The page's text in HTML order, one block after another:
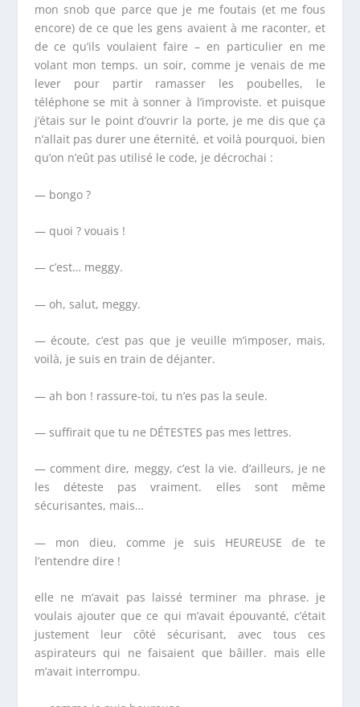
mon snob que parce que je me foutais (et me fous
encore) de ce que les gens avaient à me raconter, et
de ce qu’ils voulaient faire – en particulier en me
volant mon temps. un soir, comme je venais de me
lever pour partir ramasser les poubelles, le
téléphone se mit à sonner à l’improviste. et puisque
j’étais sur le point d’ouvrir la porte, je me dis que ça
n’allait pas durer une éternité, et voilà pourquoi, bien
qu’on n’eût pas utilisé le code, je décrochai :
— bongo ?
— quoi ? vouais !
— c’est… meggy.
— oh, salut, meggy.
— écoute, c’est pas que je veuille m’imposer, mais,
voilà, je suis en train de déjanter.
— ah bon ! rassure-toi, tu n’es pas la seule.
— suffirait que tu ne DÉTESTES pas mes lettres.
— comment dire, meggy, c’est la vie. d’ailleurs, je ne
les déteste pas vraiment. elles sont même
sécurisantes, mais…
— mon dieu, comme je suis HEUREUSE de te
l’entendre dire !
elle ne m’avait pas laissé terminer ma phrase. je
voulais ajouter que ce qui m’avait épouvanté, c’était
justement leur côté sécurisant, avec tous ces
aspirateurs qui ne faisaient que bâiller. mais elle
m’avait interrompu.